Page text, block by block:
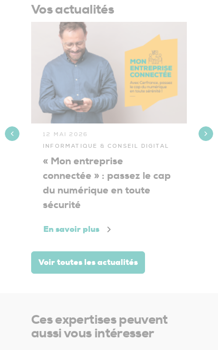
Vos actualités
12 MAI 2026
INFORMATIQUE & CONSEIL DIGITAL
« Mon entreprise
connectée » : passez le cap
du numérique en toute
sécurité
En savoir plus
Voir toutes les actualités
Ces expertises peuvent
aussi vous intéresser